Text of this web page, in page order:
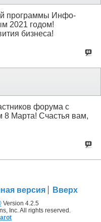
программы Инфо-
2021 годом!
бизнеса!
форума с
Марта! Счастья вам,
версия Вверх
Version 4.2.5
Inc. All rights reserved.